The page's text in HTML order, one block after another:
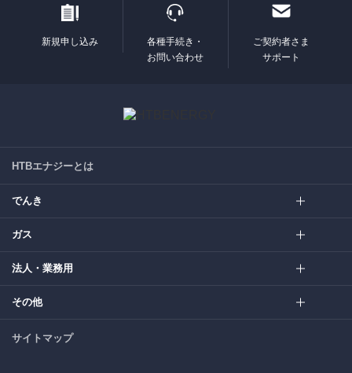
新規申し込み
各種手続き・
お問い合わせ
ご契約者さま
サポート
HTBエナジーとは
でんき
ガス
法人・業務用
その他
サイトマップ